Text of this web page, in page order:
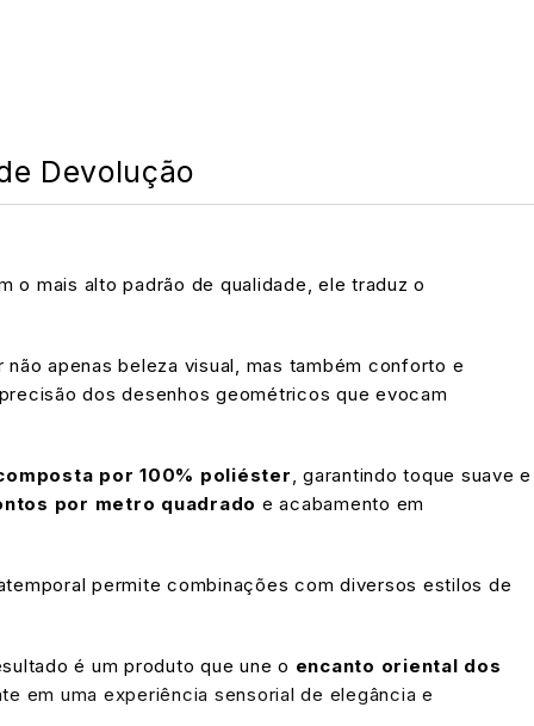
Devolução
o mais alto padrão de qualidade, ele traduz o
apenas beleza visual, mas também conforto e
dos desenhos geométricos que evocam
por 100% poliéster, garantindo toque suave e
por metro quadrado e acabamento em
permite combinações com diversos estilos de
é um produto que une o encanto oriental dos
em uma experiência sensorial de elegância e